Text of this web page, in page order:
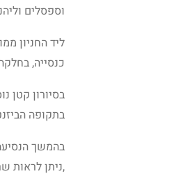
וספסלים
ליד החניון
כנסייה,
בסיורון קטן
בתקופה
בהמשך
,ניתן לראות